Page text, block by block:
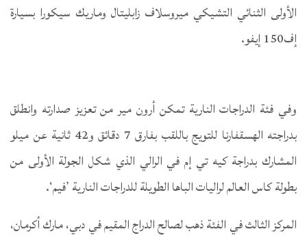
الأولى الثنائي التشيكي ميروسلاف زابليتال وماريك سيكورا بسيارة
إف150 إيفو.
وفي فئة الدراجات النارية تمكن أرون مير من تعزيز صدارته وانطلق
بدراجته الهسقفارنا للتويج باللقب بفارق 7 دقائق و42 ثانية عن ميلو
المشارك بدراجة كيه تي إم في الرالي الذي شكل الجولة الأولى من
بطولة كاس العالم لراليات الباها الطويلة للدراجات النارية ’فيم‘.
المركز الثالث في الفئة ذهب لصالح الدراج المقيم في دبي، مارك أكرمان،